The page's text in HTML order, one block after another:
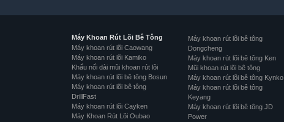
Máy Khoan Rút Lõi Bê Tông
Máy khoan rút lõi Caowang
Máy khoan rút lõi Kamiko
Khẩu nối dài mũi khoan rút lõi
Máy khoan rút lõi bê tông Bosun
Máy khoan rút lõi bê tông
DrillFast
Máy khoan rút lõi Cayken
Máy Khoan Rút Lõi Oubao
Máy khoan rút lõi bê tông
Dongcheng
Máy khoan rút lõi bê tông Ken
Mũi khoan rút lõi bê tông
Máy khoan rút lõi bê tông Kynko
Máy khoan rút lõi bê tông
Keyang
Máy khoan rút lõi bê tông JD
Power